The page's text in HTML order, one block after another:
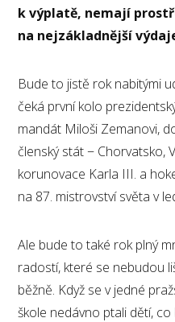
k výplatě, nemají
na nejzákladnější
Bude to jistě rok nabitými
čeká první kolo
mandát Miloši Zemanovi,
členský stát − Chorvatsko,
korunovace Karla III. a
na 87. mistrovství světa v
Ale bude to také rok plný
radostí, které se nebudou
běžně. Když se v jedné
škole nedávno ptali dětí,